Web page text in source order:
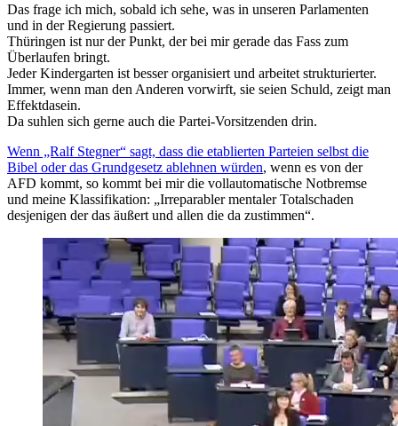
Das frage ich mich, sobald ich sehe, was in unseren Parlamenten
und in der Regierung passiert.
Thüringen ist nur der Punkt, der bei mir gerade das Fass zum
Überlaufen bringt.
Jeder Kindergarten ist besser organisiert und arbeitet strukturierter.
Immer, wenn man den Anderen vorwirft, sie seien Schuld, zeigt man
Effektdasein.
Da suhlen sich gerne auch die Partei-Vorsitzenden drin.
Wenn „Ralf Stegner“ sagt, dass die etablierten Parteien selbst die
Bibel oder das Grundgesetz ablehnen würden, wenn es von der
AFD kommt, so kommt bei mir die vollautomatische Notbremse
und meine Klassifikation: „Irreparabler mentaler Totalschaden
desjenigen der das äußert und allen die da zustimmen“.